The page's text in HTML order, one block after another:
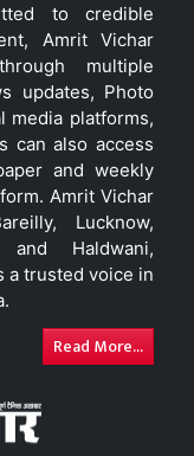
to credible
Amrit Vichar
multiple
updates, Photo
media platforms,
can also access
and weekly
Amrit Vichar
Lucknow,
and Haldwani,
a trusted voice in
Read More...